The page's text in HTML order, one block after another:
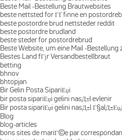
Beste Mail -Bestellung Brautwebsites
beste nettsted for ГҐ finne en
beste postordre brud nettsteder reddit
beste postordre brudland
beste steder for postordrebrud
Beste Website, um eine Mail -Bestellung
Bestes Land fГјr Versandbestellbraut
betting
bhnov
bhtopjan
Bir Gelin Posta SipariЕџi
bir posta sipariЕџi gelini nasД±l evlenir
Bir posta sipariЕџi gelini nasД±l
Blog
blog-articles
bons sites de mariГ©e par